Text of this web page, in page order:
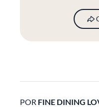
POR FINE DINING